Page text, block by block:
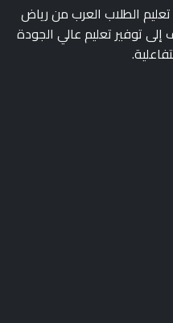
الطلاب العرب من رياض
إلى توفير تعليم عالي الجودة